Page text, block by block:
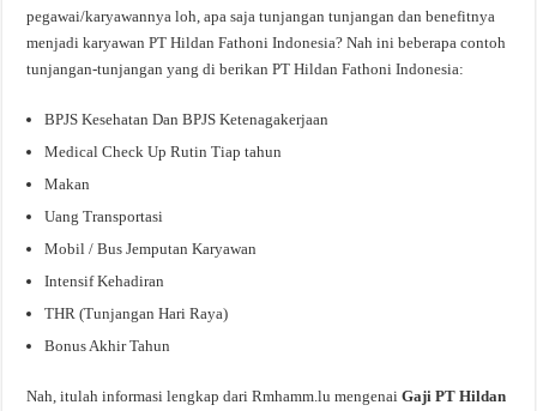
pegawai/karyawannya loh, apa saja tunjangan tunjangan dan benefitnya
menjadi karyawan PT Hildan Fathoni Indonesia? Nah ini beberapa contoh
tunjangan-tunjangan yang di berikan PT Hildan Fathoni Indonesia:
BPJS Kesehatan Dan BPJS Ketenagakerjaan
Medical Check Up Rutin Tiap tahun
Makan
Uang Transportasi
Mobil / Bus Jemputan Karyawan
Intensif Kehadiran
THR (Tunjangan Hari Raya)
Bonus Akhir Tahun
Nah, itulah informasi lengkap dari Rmhamm.lu mengenaiGaji PT Hildan